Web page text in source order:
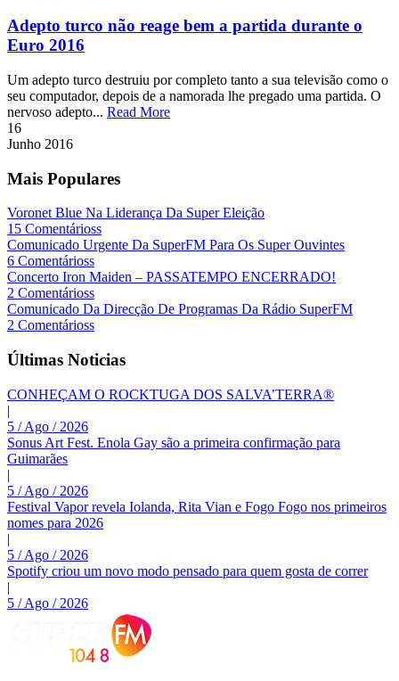
Adepto turco não reage bem a partida durante o
Euro 2016
Um adepto turco destruiu por completo tanto a sua televisão como o
seu computador, depois de a namorada lhe pregado uma partida. O
nervoso adepto... Read More
16
Junho 2016
Mais Populares
Voronet Blue Na Liderança Da Super Eleição
15 Comentárioss
Comunicado Urgente Da SuperFM Para Os Super Ouvintes
6 Comentárioss
Concerto Iron Maiden – PASSATEMPO ENCERRADO!
2 Comentárioss
Comunicado Da Direcção De Programas Da Rádio SuperFM
2 Comentárioss
Últimas Noticias
CONHEÇAM O ROCKTUGA DOS SALVA’TERRA®
|
5 / Ago / 2026
Sonus Art Fest. Enola Gay são a primeira confirmação para
Guimarães
|
5 / Ago / 2026
Festival Vapor revela Iolanda, Rita Vian e Fogo Fogo nos primeiros
nomes para 2026
|
5 / Ago / 2026
Spotify criou um novo modo pensado para quem gosta de correr
|
5 / Ago / 2026